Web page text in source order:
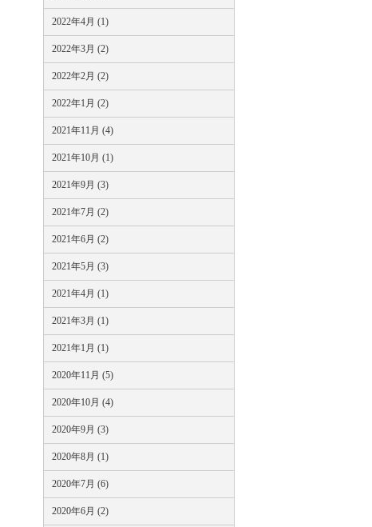
2022年4月 (1)
2022年3月 (2)
2022年2月 (2)
2022年1月 (2)
2021年11月 (4)
2021年10月 (1)
2021年9月 (3)
2021年7月 (2)
2021年6月 (2)
2021年5月 (3)
2021年4月 (1)
2021年3月 (1)
2021年1月 (1)
2020年11月 (5)
2020年10月 (4)
2020年9月 (3)
2020年8月 (1)
2020年7月 (6)
2020年6月 (2)